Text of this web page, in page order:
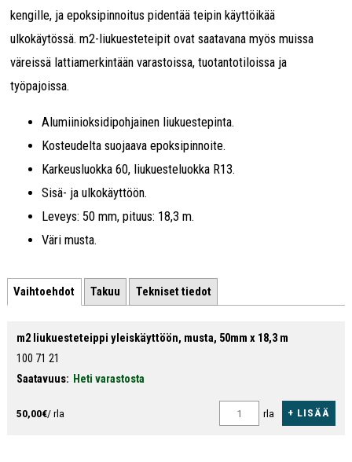
kengille, ja epoksipinnoitus pidentää teipin käyttöikää
ulkokäytössä. m2-liukuesteteipit ovat saatavana myös muissa
väreissä lattiamerkintään varastoissa, tuotantotiloissa ja
työpajoissa.
Alumiinioksidipohjainen liukuestepinta.
Kosteudelta suojaava epoksipinnoite.
Karkeusluokka 60, liukuesteluokka R13.
Sisä- ja ulkokäyttöön.
Leveys: 50 mm, pituus: 18,3 m.
Väri musta.
Vaihtoehdot Takuu Tekniset tiedot
m2 liukuesteteippi yleiskäyttöön, musta, 50mm x 18,3 m
100 71 21
Saatavuus: Heti varastosta
50,00€/ rla rla + LISÄÄ